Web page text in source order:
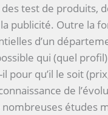
test de produits,
publicité. Outre la
d’un
qui (quel
pour qu’il le soit
de
études